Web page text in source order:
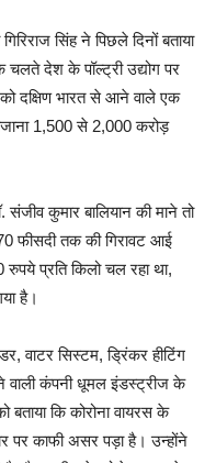
सिंह ने पिछले दिनों बताया
चलते देश के पॉल्ट्री उद्योग पर
दक्षिण भारत से आने वाले एक
1,500 से 2,000 करोड़
संजीव कुमार बालियान की माने तो
फीसदी तक की गिरावट आई
रुपये प्रति किलो चल रहा था,
है।
वाटर सिस्टम, ड्रिंकर हीटिंग
वाली कंपनी धूमल इंडस्ट्रीज के
कि कोरोना वायरस के
पर काफी असर पड़ा है। उन्होंने